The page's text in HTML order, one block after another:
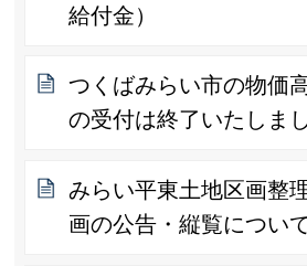
給付金）
つくばみらい市の物価
の受付は終了いたしまし
みらい平東土地区画整
画の公告・縦覧につい